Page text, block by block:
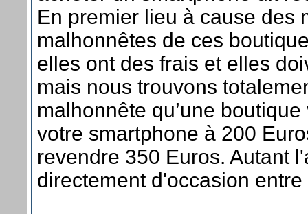
En premier lieu à cause des
malhonnêtes de ces
elles ont des frais et elles
mais nous trouvons
malhonnête qu’une
votre smartphone à 200
revendre 350 Euros. Autant
directement d'occasion